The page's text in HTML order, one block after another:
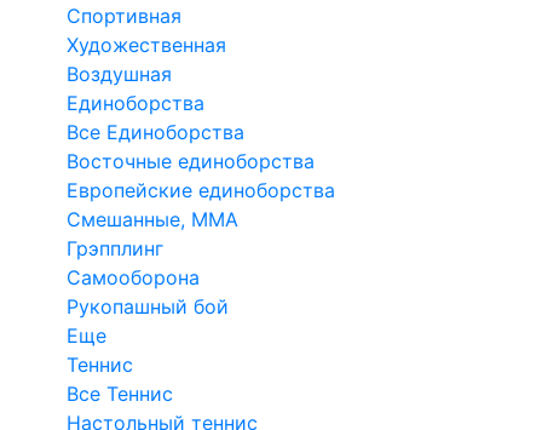
Спортивная
Художественная
Воздушная
Единоборства
Все Единоборства
Восточные единоборства
Европейские единоборства
Смешанные, ММА
Грэпплинг
Самооборона
Рукопашный бой
Еще
Теннис
Все Теннис
Настольный теннис